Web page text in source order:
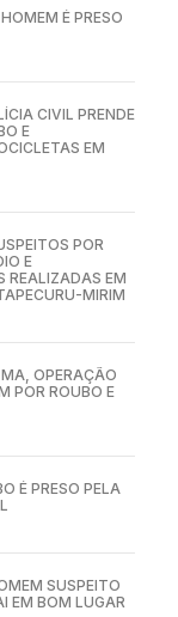
É PRESO
CIVIL PRENDE
E
EM
POR
E
REALIZADAS EM
MIRIM
OPERAÇÃO
POR ROUBO E
É PRESO PELA
SUSPEITO
EM BOM LUGAR